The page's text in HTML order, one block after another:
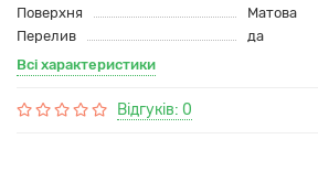
Поверхня
Матова
Перелив
да
Всі характеристики
Відгуків: 0